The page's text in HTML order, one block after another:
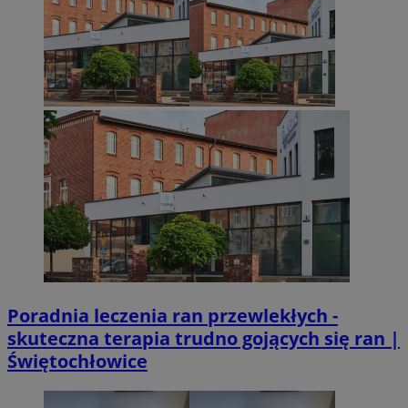
Poradnia leczenia ran przewlekłych -
skuteczna terapia trudno gojących się ran |
Świętochłowice
QeSessID sosnowiecki.pl
MvSessID sosnowiecki.pl
euds .rfihub.com
VISITOR_PRIVACY_METADATA
YouTube
5 miesięcy 4